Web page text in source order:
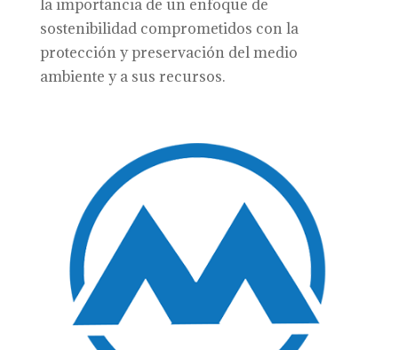
la importancia de un enfoque de
sostenibilidad comprometidos con la
protección y preservación del medio
ambiente y a sus recursos.